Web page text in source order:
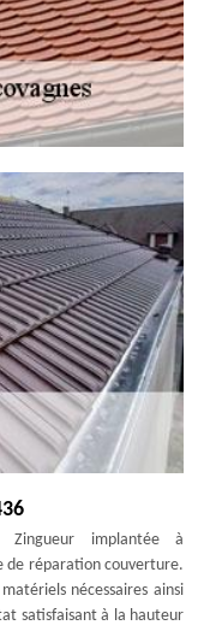
Zingueur implantée à
de réparation couverture.
nécessaires ainsi
satisfaisant à la hauteur